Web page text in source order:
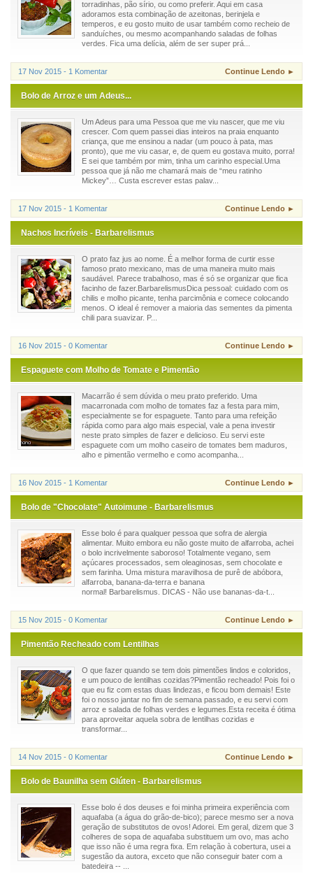
torradinhas, pão sírio, ou como preferir. Aqui em casa
adoramos esta combinação de azeitonas, berinjela e
temperos, e eu gosto muito de usar também como recheio de
sanduíches, ou mesmo acompanhando saladas de folhas
verdes. Fica uma delícia, além de ser super prá...
17 Nov 2015 - 1 Komentar Continue Lendo ►
Bolo de Arroz e um Adeus...
Um Adeus para uma Pessoa que me viu nascer, que me viu
crescer. Com quem passei dias inteiros na praia enquanto
criança, que me ensinou a nadar (um pouco à pata, mas
pronto), que me viu casar, e, de quem eu gostava muito, porra!
E sei que também por mim, tinha um carinho especial.Uma
pessoa que já não me chamará mais de “meu ratinho
Mickey”… Custa escrever estas palav...
17 Nov 2015 - 1 Komentar Continue Lendo ►
Nachos Incríveis - Barbarelismus
O prato faz jus ao nome. É a melhor forma de curtir esse
famoso prato mexicano, mas de uma maneira muito mais
saudável. Parece trabalhoso, mas é só se organizar que fica
facinho de fazer.BarbarelismusDica pessoal: cuidado com os
chilis e molho picante, tenha parcimônia e comece colocando
menos. O ideal é remover a maioria das sementes da pimenta
chili para suavizar. P...
16 Nov 2015 - 0 Komentar Continue Lendo ►
Espaguete com Molho de Tomate e Pimentão
Macarrão é sem dúvida o meu prato preferido. Uma
macarronada com molho de tomates faz a festa para mim,
especialmente se for espaguete. Tanto para uma refeição
rápida como para algo mais especial, vale a pena investir
neste prato simples de fazer e delicioso. Eu servi este
espaguete com um molho caseiro de tomates bem maduros,
alho e pimentão vermelho e como acompanha...
16 Nov 2015 - 1 Komentar Continue Lendo ►
Bolo de "Chocolate" Autoimune - Barbarelismus
Esse bolo é para qualquer pessoa que sofra de alergia
alimentar. Muito embora eu não goste muito de alfarroba, achei
o bolo incrivelmente saboroso! Totalmente vegano, sem
açúcares processados, sem oleaginosas, sem chocolate e
sem farinha. Uma mistura maravilhosa de purê de abóbora,
alfarroba, banana-da-terra e banana
normal! Barbarelismus. DICAS - Não use bananas-da-t...
15 Nov 2015 - 0 Komentar Continue Lendo ►
Pimentão Recheado com Lentilhas
O que fazer quando se tem dois pimentões lindos e coloridos,
e um pouco de lentilhas cozidas?Pimentão recheado! Pois foi o
que eu fiz com estas duas lindezas, e ficou bom demais! Este
foi o nosso jantar no fim de semana passado, e eu servi com
arroz e salada de folhas verdes e legumes.Esta receita é ótima
para aproveitar aquela sobra de lentilhas cozidas e
transformar...
14 Nov 2015 - 0 Komentar Continue Lendo ►
Bolo de Baunilha sem Glúten - Barbarelismus
Esse bolo é dos deuses e foi minha primeira experiência com
aquafaba (a água do grão-de-bico); parece mesmo ser a nova
geração de substitutos de ovos! Adorei. Em geral, dizem que 3
colheres de sopa de aquafaba substituem um ovo, mas acho
que isso não é uma regra fixa. Em relação à cobertura, usei a
sugestão da autora, exceto que não conseguir bater com a
batedeira -- ...